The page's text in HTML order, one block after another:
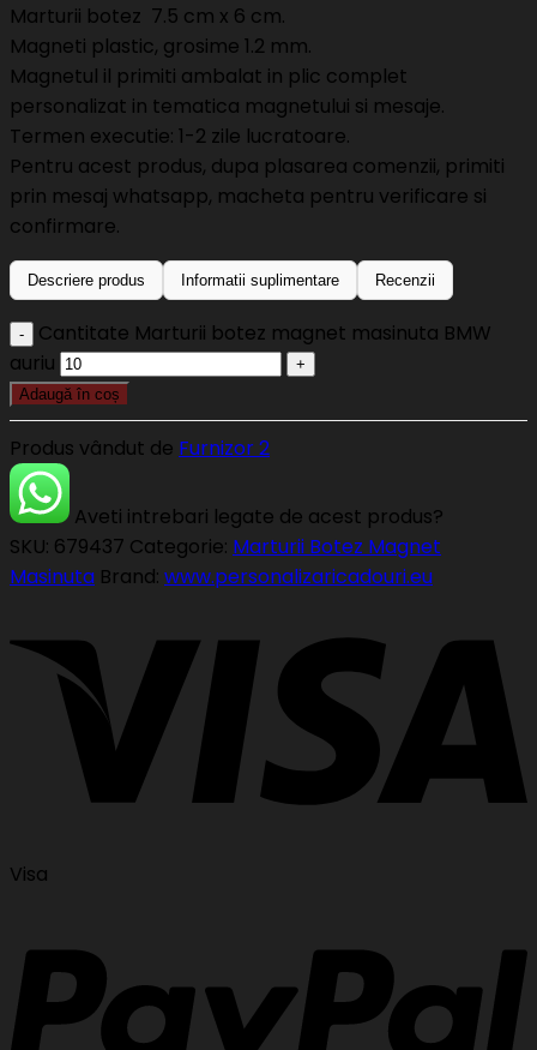
Marturii botez 7.5 cm x 6 cm.
Magneti plastic, grosime 1.2 mm.
Magnetul il primiti ambalat in plic complet
personalizat in tematica magnetului si mesaje.
Termen executie: 1-2 zile lucratoare.
Pentru acest produs, dupa plasarea comenzii, primiti
prin mesaj whatsapp, macheta pentru verificare si
confirmare.
Descriere produs Informatii suplimentare Recenzii
Cantitate Marturii botez magnet masinuta BMW
auriu
Adaugă în coș
Produs vândut de Furnizor 2
Aveti intrebari legate de acest produs?
SKU: 679437 Categorie: Marturii Botez Magnet
Masinuta Brand: www.personalizaricadouri.eu
Visa